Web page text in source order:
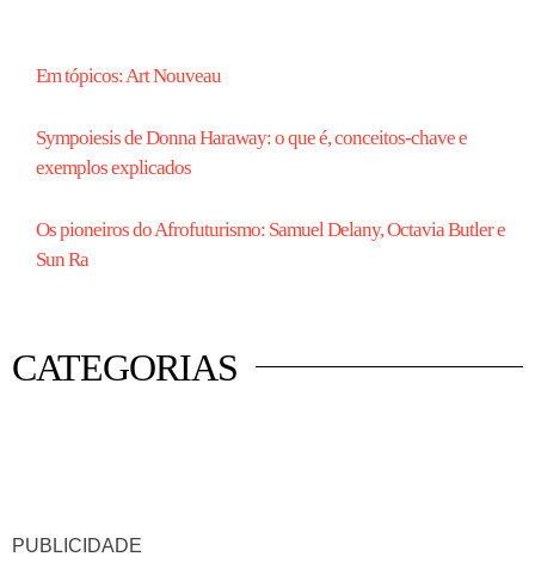
Em tópicos: Art Nouveau
Sympoiesis de Donna Haraway: o que é, conceitos-chave e
exemplos explicados
Os pioneiros do Afrofuturismo: Samuel Delany, Octavia Butler e
Sun Ra
CATEGORIAS
PUBLICIDADE